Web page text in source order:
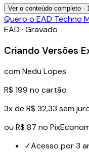
Ver o conteúdo completo ·
Quero o EAD Techno
EAD · Gravado
Criando Versões
comNedu Lopes
R$ 199 no cartão
3x de R$ 32,33 sem
ouR$ 87 no Pix
✓Acesso por 3